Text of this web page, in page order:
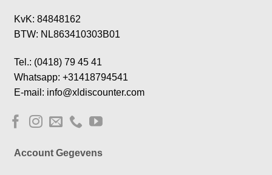
KvK: 84848162
BTW: NL863410303B01
Tel.: (0418) 79 45 41
Whatsapp: +31418794541
E-mail: info@xldiscounter.com
Account Gegevens